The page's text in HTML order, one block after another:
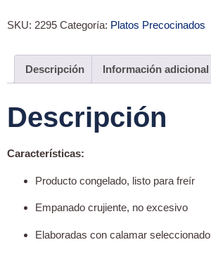
SKU: 2295 Categoría: Platos Precocinados
Descripción Información adicional
Descripción
Características:
Producto congelado, listo para freír
Empanado crujiente, no excesivo
Elaboradas con calamar seleccionado